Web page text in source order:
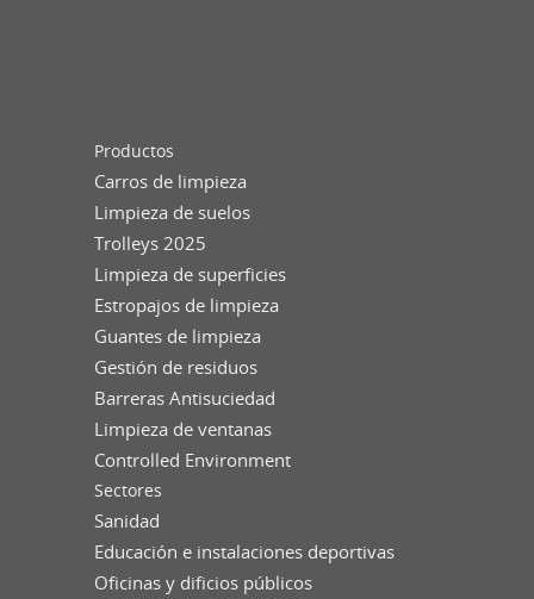
Productos
Carros de limpieza
Limpieza de suelos
Trolleys 2025
Limpieza de superficies
Estropajos de limpieza
Guantes de limpieza
Gestión de residuos
Barreras Antisuciedad
Limpieza de ventanas
Controlled Environment
Sectores
Sanidad
Educación e instalaciones deportivas
Oficinas y dificios públicos